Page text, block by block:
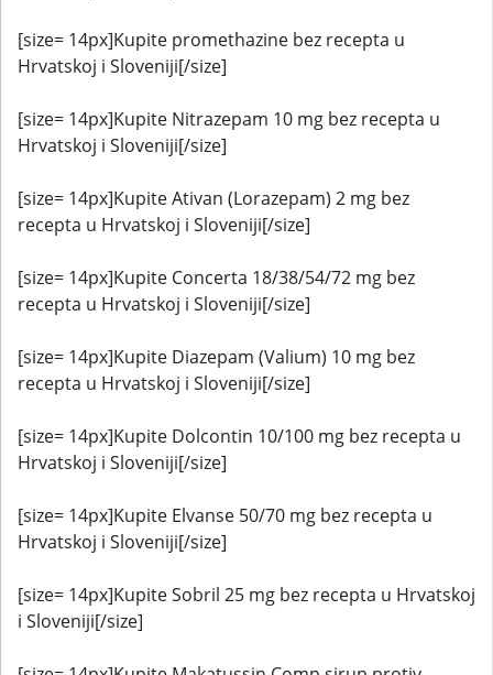
[size= 14px]Kupite promethazine bez recepta u
Hrvatskoj i Sloveniji[/size]
[size= 14px]Kupite Nitrazepam 10 mg bez recepta u
Hrvatskoj i Sloveniji[/size]
[size= 14px]Kupite Ativan (Lorazepam) 2 mg bez
recepta u Hrvatskoj i Sloveniji[/size]
[size= 14px]Kupite Concerta 18/38/54/72 mg bez
recepta u Hrvatskoj i Sloveniji[/size]
[size= 14px]Kupite Diazepam (Valium) 10 mg bez
recepta u Hrvatskoj i Sloveniji[/size]
[size= 14px]Kupite Dolcontin 10/100 mg bez recepta u
Hrvatskoj i Sloveniji[/size]
[size= 14px]Kupite Elvanse 50/70 mg bez recepta u
Hrvatskoj i Sloveniji[/size]
[size= 14px]Kupite Sobril 25 mg bez recepta u Hrvatskoj
i Sloveniji[/size]